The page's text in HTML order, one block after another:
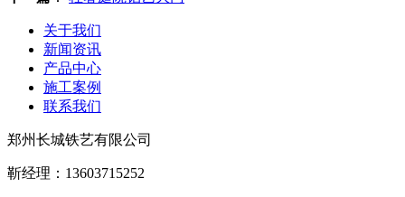
关于我们
新闻资讯
产品中心
施工案例
联系我们
郑州长城铁艺有限公司
靳经理：13603715252